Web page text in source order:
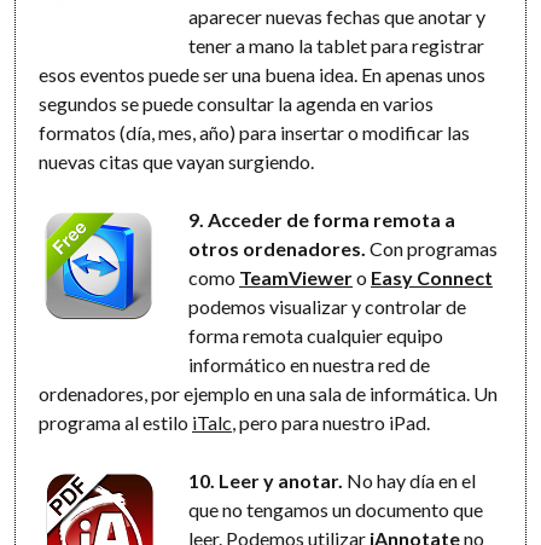
aparecer nuevas fechas que anotar y
tener a mano la tablet para registrar
esos eventos puede ser una buena idea. En apenas unos
segundos se puede consultar la agenda en varios
formatos (día, mes, año) para insertar o modificar las
nuevas citas que vayan surgiendo.
9. Acceder de forma remota a
otros ordenadores. Con programas
como TeamViewero Easy Connect
podemos visualizar y controlar de
forma remota cualquier equipo
informático en nuestra red de
ordenadores, por ejemplo en una sala de informática. Un
programa al estilo iTalc, pero para nuestro iPad.
10. Leer y anotar. No hay día en el
que no tengamos un documento que
leer. Podemos utilizar iAnnotateno